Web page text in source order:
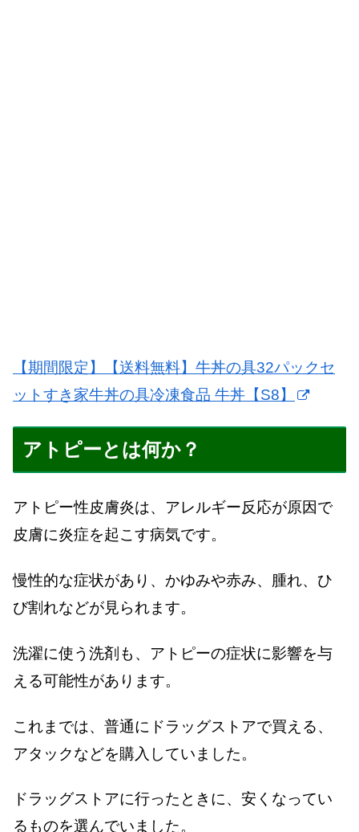
【期間限定】【送料無料】牛丼の具32パックセ
ットすき家牛丼の具冷凍食品 牛丼【S8】
アトピーとは何か？
アトピー性皮膚炎は、アレルギー反応が原因で
皮膚に炎症を起こす病気です。
慢性的な症状があり、かゆみや赤み、腫れ、ひ
び割れなどが見られます。
洗濯に使う洗剤も、アトピーの症状に影響を与
える可能性があります。
これまでは、普通にドラッグストアで買える、
アタックなどを購入していました。
ドラッグストアに行ったときに、安くなってい
るものを選んでいました。